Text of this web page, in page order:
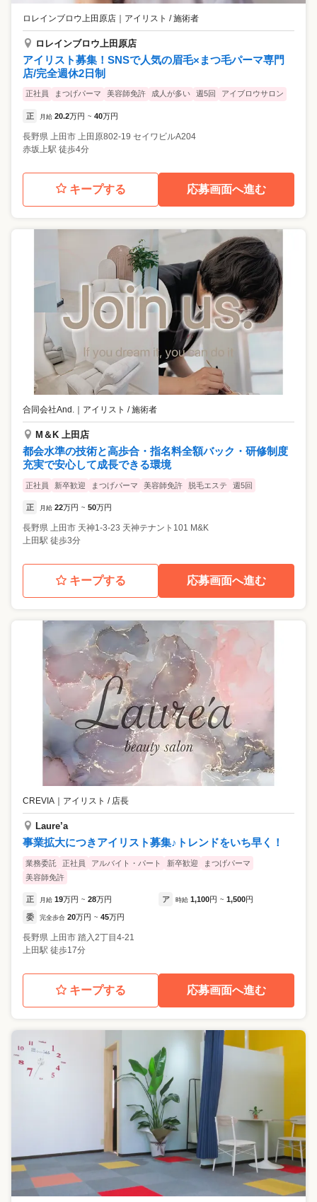
ロレインブロウ上田原店 ｜ アイリスト / 施術者
ロレインブロウ上田原店
アイリスト募集！SNSで人気の眉毛×まつ毛パーマ専門
店/完全週休2日制
正社員 まつげパーマ 美容師免許 成人が多い 週5回 アイブロウサロン
正 月給 20.2万円 ~ 40万円
長野県 上田市 上田原802-19 セイワビルA204
赤坂上駅 徒歩4分
キープする 応募画面へ進む
合同会社And. アイリスト / 施術者
M＆K 上田店
都会水準の技術と高歩合・指名料全額バック・研修制度
充実で安心して成長できる環境
正社員 新卒歓迎 まつげパーマ 美容師免許 脱毛エステ 週5回
正 月給 22万円 ~ 50万円
長野県 上田市 天神1-3-23 天神テナント101 M&K
上田駅 徒歩3分
キープする 応募画面へ進む
CREVIA アイリスト / 店長
Laure’a
事業拡大につきアイリスト募集♪トレンドをいち早く！
業務委託 正社員 アルバイト・パート 新卒歓迎
まつげパーマ
美容師免許
正 月給 19万円 ~ 28万円 ア 時給 1,100円 ~ 1,500円
委 完全歩合 20万円 ~ 45万円
長野県 上田市 踏入2丁目4-21
上田駅 徒歩17分
キープする 応募画面へ進む